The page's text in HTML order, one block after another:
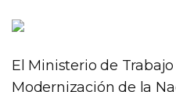
El Ministerio de
Modernización de la